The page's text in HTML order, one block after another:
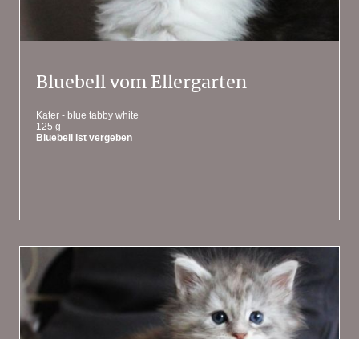
Bluebell vom Ellergarten
Kater - blue tabby white
125 g
Bluebell ist vergeben